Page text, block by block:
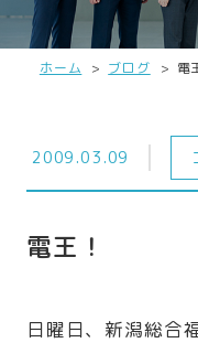
ホーム ブログ 電
2009.03.09
電王！
日曜日、新潟総合